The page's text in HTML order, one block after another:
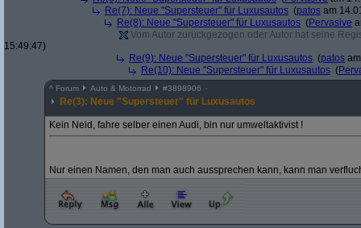
Re(7): Neue "Supersteuer" für Luxusautos (patos am
Re(8): Neue "Supersteuer" für Luxusautos (Pervasive
Vom Autor zurückgezogen oder Autor hat seine
15:49:47)
Re(9): Neue "Supersteuer" für Luxusautos (patos
Re(10): Neue "Supersteuer" für Luxusautos (
^ Forum Auto & Motorrad #3898906
Re(3): Neue "Supersteuer" für Luxusautos
Kein Neid, fahre selber einen Audi, bin nur umweltaktivist !
Nur einen Namen, den man auch aussprechen kann, kann man